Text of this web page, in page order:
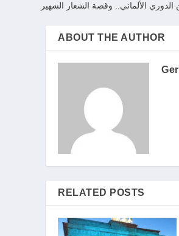
الألماني.. وقصة الشعار الشهير
ABOUT THE AUTHOR
RELATED POSTS